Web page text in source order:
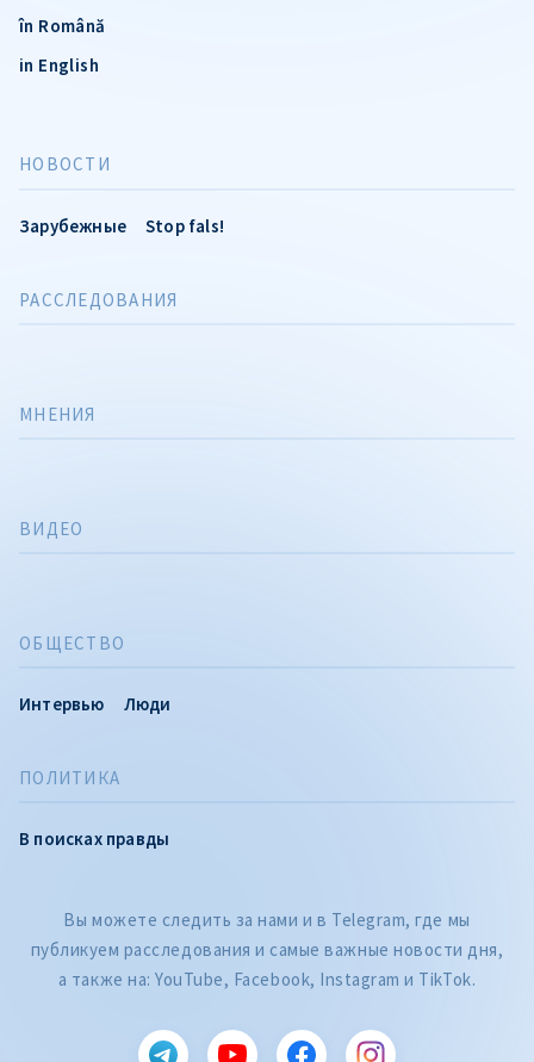
în Română
in English
НОВОСТИ
Зарубежные Stop fals!
ПОЛИТИКА
В поисках правды
РАССЛЕДОВАНИЯ
ОБЩЕСТВО
Интервью Люди
МНЕНИЯ
ВИДЕО
Вы можете следить за нами и в Telegram, где мы
публикуем расследования и самые важные новости дня,
а также на: YouTube, Facebook, Instagram и TikTok.